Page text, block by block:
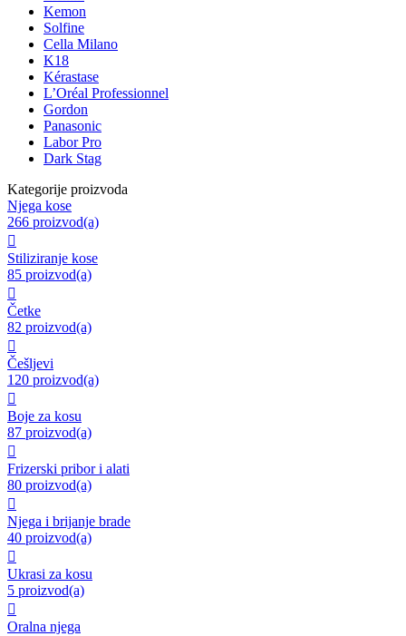
Kemon
Solfine
Cella Milano
K18
Kérastase
L’Oréal Professionnel
Gordon
Panasonic
Labor Pro
Dark Stag
Kategorije proizvoda
Njega kose
266 proizvod(a)

Stiliziranje kose
85 proizvod(a)

Četke
82 proizvod(a)

Češljevi
120 proizvod(a)

Boje za kosu
87 proizvod(a)

Frizerski pribor i alati
80 proizvod(a)

Njega i brijanje brade
40 proizvod(a)

Ukrasi za kosu
5 proizvod(a)

Oralna njega